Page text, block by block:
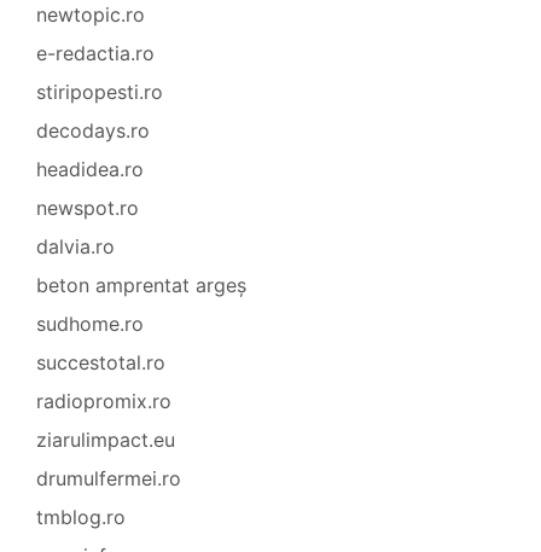
newtopic.ro
e-redactia.ro
stiripopesti.ro
decodays.ro
headidea.ro
newspot.ro
dalvia.ro
beton amprentat argeș
sudhome.ro
succestotal.ro
radiopromix.ro
ziarulimpact.eu
drumulfermei.ro
tmblog.ro